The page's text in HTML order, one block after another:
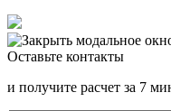
Оставьте контакты
и получите расчет за 7